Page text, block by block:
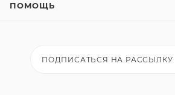
ПОМОЩЬ
ПОДПИСАТЬСЯ НА РАССЫЛКУ